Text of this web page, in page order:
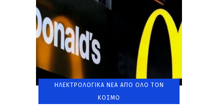
ΗΛΕΚΤΡΟΛΟΓΙΚΆ ΝΈΑ ΑΠΌ ΌΛΟ ΤΟΝ
ΚΌΣΜΟ